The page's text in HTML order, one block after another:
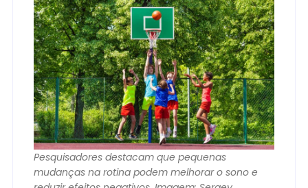
Pesquisadores destacam que pequenas
mudanças na rotina podem melhorar o sono e